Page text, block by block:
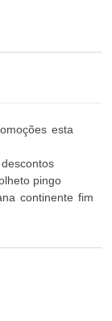
esta
descontos
pingo
continente fim